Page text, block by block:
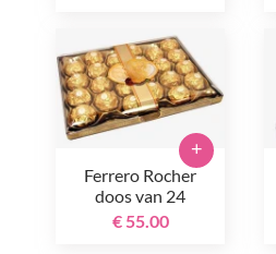
Ferrero Rocher
doos van 24
€ 55.00
+